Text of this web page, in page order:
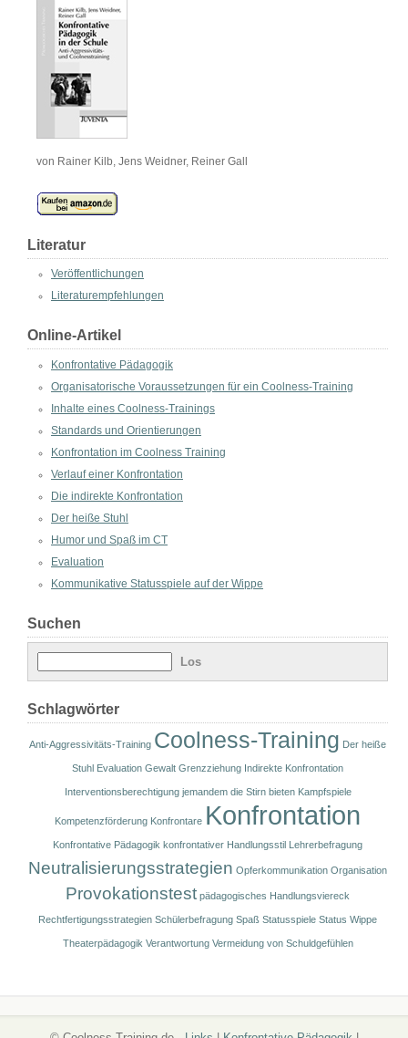
von Rainer Kilb, Jens Weidner, Reiner Gall
Literatur
Veröffentlichungen
Literaturempfehlungen
Online-Artikel
Konfrontative Pädagogik
Organisatorische Voraussetzungen für ein Coolness-Training
Inhalte eines Coolness-Trainings
Standards und Orientierungen
Konfrontation im Coolness Training
Verlauf einer Konfrontation
Die indirekte Konfrontation
Der heiße Stuhl
Humor und Spaß im CT
Evaluation
Kommunikative Statusspiele auf der Wippe
Suchen
Schlagwörter
Anti-Aggressivitäts-Training Coolness-Training Der heiße
Stuhl Evaluation Gewalt Grenzziehung Indirekte Konfrontation
Interventionsberechtigung jemandem die Stirn bieten Kampfspiele
Kompetenzförderung Konfrontare Konfrontation
Konfrontative Pädagogik konfrontativer Handlungsstil Lehrerbefragung
Neutralisierungsstrategien Opferkommunikation Organisation
Provokationstest pädagogisches Handlungsviereck
Rechtfertigungsstrategien Schülerbefragung Spaß Statusspiele Status Wippe
Theaterpädagogik Verantwortung Vermeidung von Schuldgefühlen